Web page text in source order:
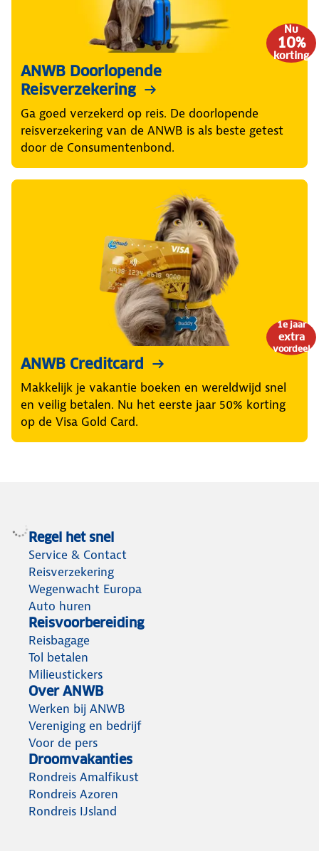
Nu
10%
korting
ANWB Doorlopende
Reisverzekering
Ga goed verzekerd op reis. De doorlopende
reisverzekering van de ANWB is als beste getest
door de Consumentenbond.
1e jaar
extra
voordeel
ANWB Creditcard
Makkelijk je vakantie boeken en wereldwijd snel
en veilig betalen. Nu het eerste jaar 50% korting
op de Visa Gold Card.
Regel het snel
Service & Contact
Reisverzekering
Wegenwacht Europa
Auto huren
Reisvoorbereiding
Reisbagage
Tol betalen
Milieustickers
Over ANWB
Werken bij ANWB
Vereniging en bedrijf
Voor de pers
Droomvakanties
Rondreis Amalfikust
Rondreis Azoren
Rondreis IJsland